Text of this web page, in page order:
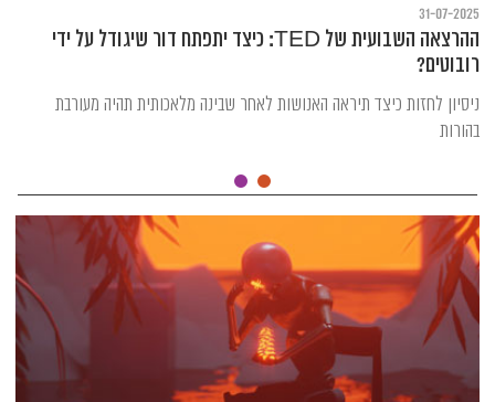
31-07-2025
ההרצאה השבועית של TED: כיצד יתפתח דור שיגודל על ידי
רובוטים?
ניסיון לחזות כיצד תיראה האנושות לאחר שבינה מלאכותית תהיה מעורבת
בהורות